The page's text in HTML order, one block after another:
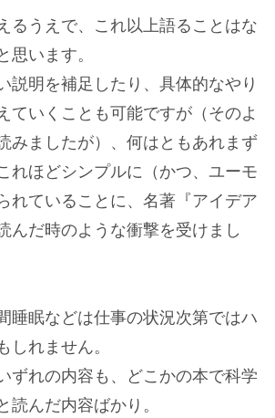
るうえで、これ以上語ることはな
思います。
説明を補足したり、具体的なやり
ていくことも可能ですが（そのよ
みましたが）、何はともあれまず
れほどシンプルに（かつ、ユーモ
れていることに、名著『アイデア
んだ時のような衝撃を受けまし
睡眠などは仕事の状況次第ではハ
しれません。
れの内容も、どこかの本で科学
読んだ内容ばかり。